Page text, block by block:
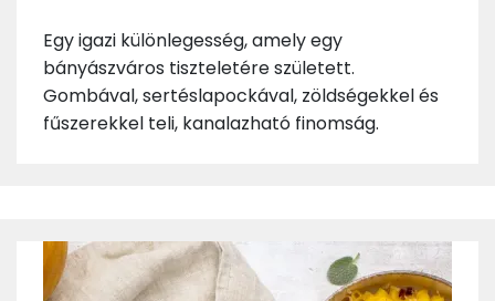
Egy igazi különlegesség, amely egy
bányászváros tiszteletére született.
Gombával, sertéslapockával, zöldségekkel és
fűszerekkel teli, kanalazható finomság.